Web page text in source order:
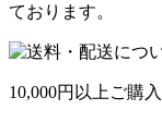
ております。
10,000円以上ご購